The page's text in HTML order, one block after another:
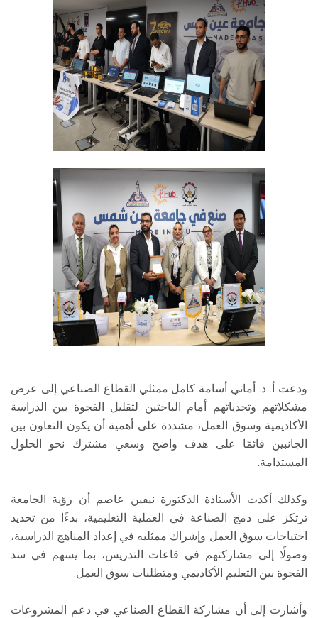
ودعت أ. د. أماني أسامة كامل ممثلي القطاع الصناعي إلى عرض
مشكلاتهم وتحدياتهم أمام الباحثين لتقليل الفجوة بين الدراسة
الأكاديمية وسوق العمل، مشددة على أهمية أن يكون التعاون بين
الجانبين قائمًا على هدف واضح وسعي مشترك نحو الحلول
المستدامة.
وكذلك أكدت الأستاذة الدكتورة نيفين عاصم أن رؤية الجامعة
ترتكز على دمج الصناعة في العملية التعليمية، بدءًا من تحديد
احتياجات سوق العمل وإشراك ممثليه في إعداد المناهج الدراسية،
وصولًا إلى مشاركتهم في قاعات التدريس، بما يسهم في سد
الفجوة بين التعليم الأكاديمي ومتطلبات سوق العمل.
وأشارت إلى أن مشاركة القطاع الصناعي في دعم المشروعات